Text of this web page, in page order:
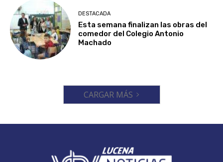
DESTACADA
Esta semana finalizan las obras del
comedor del Colegio Antonio
Machado
CARGAR MÁS